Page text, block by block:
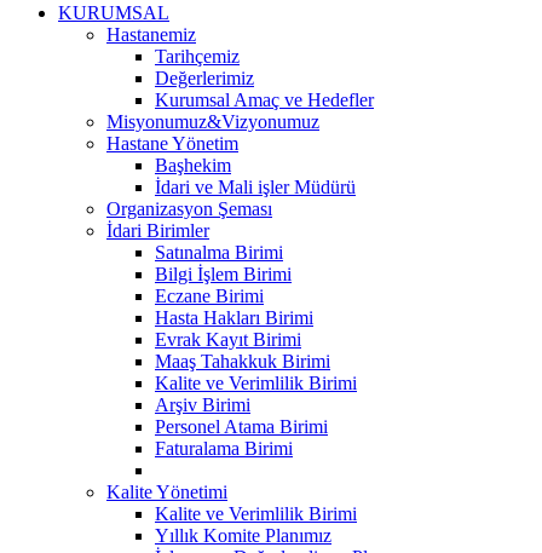
KURUMSAL
Hastanemiz
Tarihçemiz
Değerlerimiz
Kurumsal Amaç ve Hedefler
Misyonumuz&Vizyonumuz
Hastane Yönetim
Başhekim
İdari ve Mali işler Müdürü
Organizasyon Şeması
İdari Birimler
Satınalma Birimi
Bilgi İşlem Birimi
Eczane Birimi
Hasta Hakları Birimi
Evrak Kayıt Birimi
Maaş Tahakkuk Birimi
Kalite ve Verimlilik Birimi
Arşiv Birimi
Personel Atama Birimi
Faturalama Birimi
Kalite Yönetimi
Kalite ve Verimlilik Birimi
Yıllık Komite Planımız